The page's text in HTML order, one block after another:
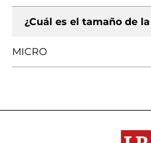
¿Cuál es el tamaño de
MICRO